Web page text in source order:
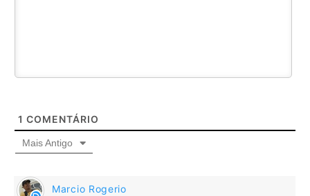
1 COMENTÁRIO
Mais Antigo
Marcio Rogerio